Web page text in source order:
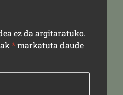
ez da argitaratuko.
*markatuta daude